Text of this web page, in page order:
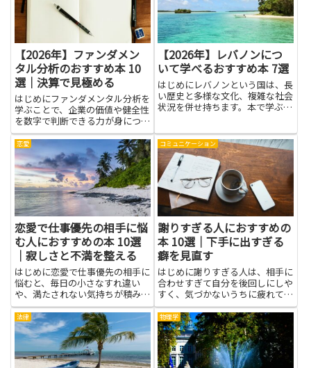
を理解すれば、無駄な支出を減ら
し...
し守るかの選択肢が広がりま
す。...
【2026年】ファンダメン
タル分析のおすすめ本 10
選｜決算で見極める
はじめにファンダメンタル分析を
学ぶことで、企業の価値や健全性
を数字で判断できる力が身につき
ます。決算書の読み方や主要指標
の意味を理解すれば、投資判断や
ビジネスの方向性を客観的に評価
でき、リスクの把握や管理に役立
ちます。本記事で紹介する本
は、...
【2026年】レバノンにつ
いて学べるおすすめ本 7選
はじめにレバノンという国は、長
い歴史と多様な文化、複雑な社会
状況を併せ持ちます。本で学ぶ
書だけではつかみにくい側面まで
理解が深まります。物語やルポル
タージュ、歴史書などジャンルご
と...
恋愛
恋愛で仕事優先の相手に悩
む人におすすめの本 10選
｜寂しさと不満を整える
はじめに恋愛で仕事優先の相手に
悩むと、毎日の小さなすれ違い
や、満たされない気持ちが積み重
なっていきます。寂しさや不満は
感情だけで終わらせると、自己評
価の低下やコミュニケーションの
悪循環につながりやすいです。本
を通じて学べば、感情の整え方や
相...
コミュニケーション
謝りすぎる人におすすめの
本 10選｜下手に出すぎる
癖を見直す
はじめに謝りすぎる人は、相手に
合わせすぎて自分を後回しにしや
すく、気づかないうちに疲れてし
まうことが多いです。本を読む
と、謝るべき場面とそうでない場
面の区別や、穏やかに自分の意見
を伝える方法、自己肯定感を育て
る考え方がわかりやすく学べま
す。...
法律 物理学